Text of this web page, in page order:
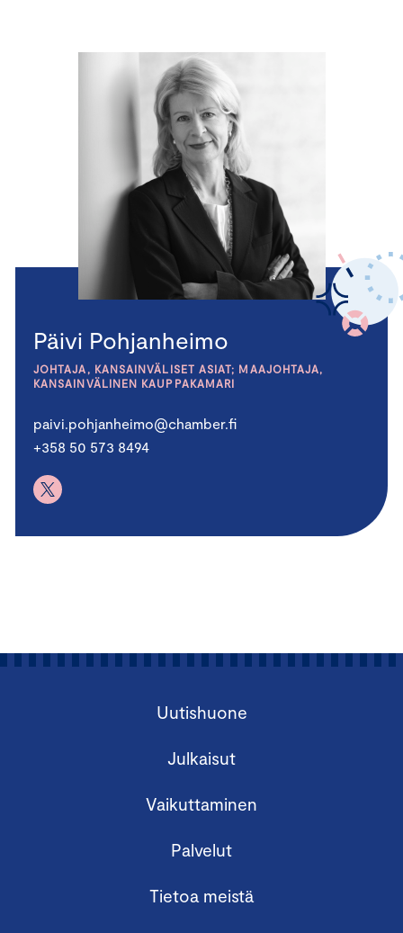
Päivi Pohjanheimo
JOHTAJA, KANSAINVÄLISET ASIAT; MAAJOHTAJA,
KANSAINVÄLINEN KAUPPAKAMARI
paivi.pohjanheimo@chamber.fi
+358 50 573 8494
Uutishuone
Julkaisut
Vaikuttaminen
Palvelut
Tietoa meistä